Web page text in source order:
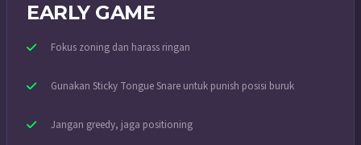
EARLY GAME
Fokus zoning dan harass ringan
Gunakan Sticky Tongue Snare untuk punish posisi buruk
Jangan greedy, jaga positioning